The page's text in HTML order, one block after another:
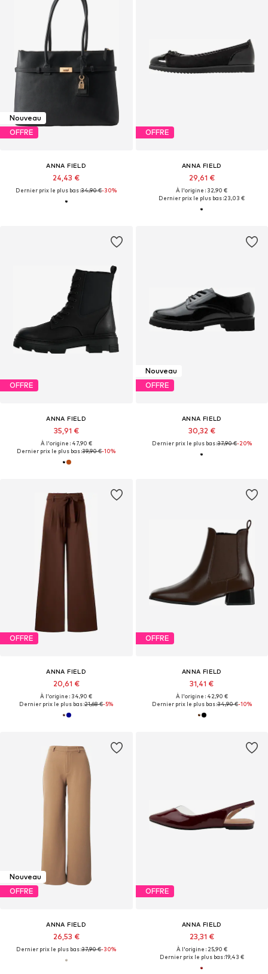
Nouveau
OFFRE
ANNA FIELD
24,43 €
Dernier prix le plus bas :34,90 €-30%
OFFRE
ANNA FIELD
29,61 €
À l'origine : 32,90 €
Dernier prix le plus bas :23,03 €
OFFRE
ANNA FIELD
35,91 €
À l'origine : 47,90 €
Dernier prix le plus bas :39,90 €-10%
Nouveau
OFFRE
ANNA FIELD
30,32 €
Dernier prix le plus bas :37,90 €-20%
OFFRE
ANNA FIELD
20,61 €
À l'origine : 34,90 €
Dernier prix le plus bas :21,68 €-5%
OFFRE
ANNA FIELD
31,41 €
À l'origine : 42,90 €
Dernier prix le plus bas :34,90 €-10%
Nouveau
OFFRE
ANNA FIELD
26,53 €
Dernier prix le plus bas :37,90 €-30%
OFFRE
ANNA FIELD
23,31 €
À l'origine : 25,90 €
Dernier prix le plus bas :19,43 €